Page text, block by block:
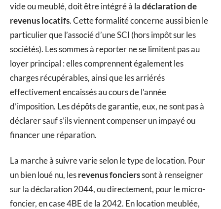
vide ou meublé, doit être intégré à ladéclaration de
revenus locatifs. Cette formalité concerne aussi bien le
particulier que l’associé d’une SCI (hors impôt sur les
sociétés). Les sommes à reporter ne se limitent pas au
loyer principal : elles comprennent également les
charges récupérables, ainsi que les arriérés
effectivement encaissés au cours de l’année
d’imposition. Les dépôts de garantie, eux, ne sont pas à
déclarer sauf s’ils viennent compenser un impayé ou
financer une réparation.
La marche à suivre varie selon le type de location. Pour
un bien loué nu, lesrevenus foncierssont à renseigner
sur la déclaration 2044, ou directement, pour le micro-
foncier, en case 4BE de la 2042. En location meublée,